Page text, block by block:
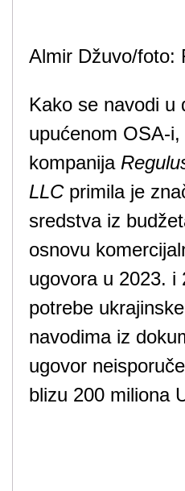
Almir Džuvo/foto:
Kako se navodi u
upućenom OSA-i,
kompanija
LLC primila je
sredstva iz
osnovu
ugovora u 2023. i
potrebe
navodima iz
ugovor
blizu 200 miliona